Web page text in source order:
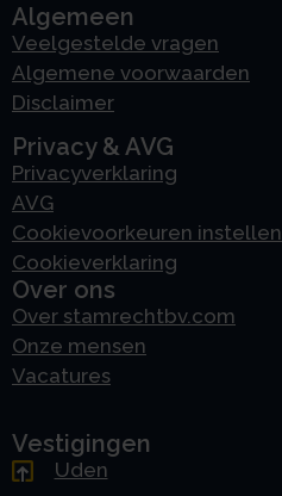
Algemeen
Veelgestelde vragen
Algemene voorwaarden
Disclaimer
Privacy & AVG
Privacyverklaring
AVG
Cookievoorkeuren instellen
Cookieverklaring
Over ons
Over stamrechtbv.com
Onze mensen
Vacatures
Vestigingen
Uden